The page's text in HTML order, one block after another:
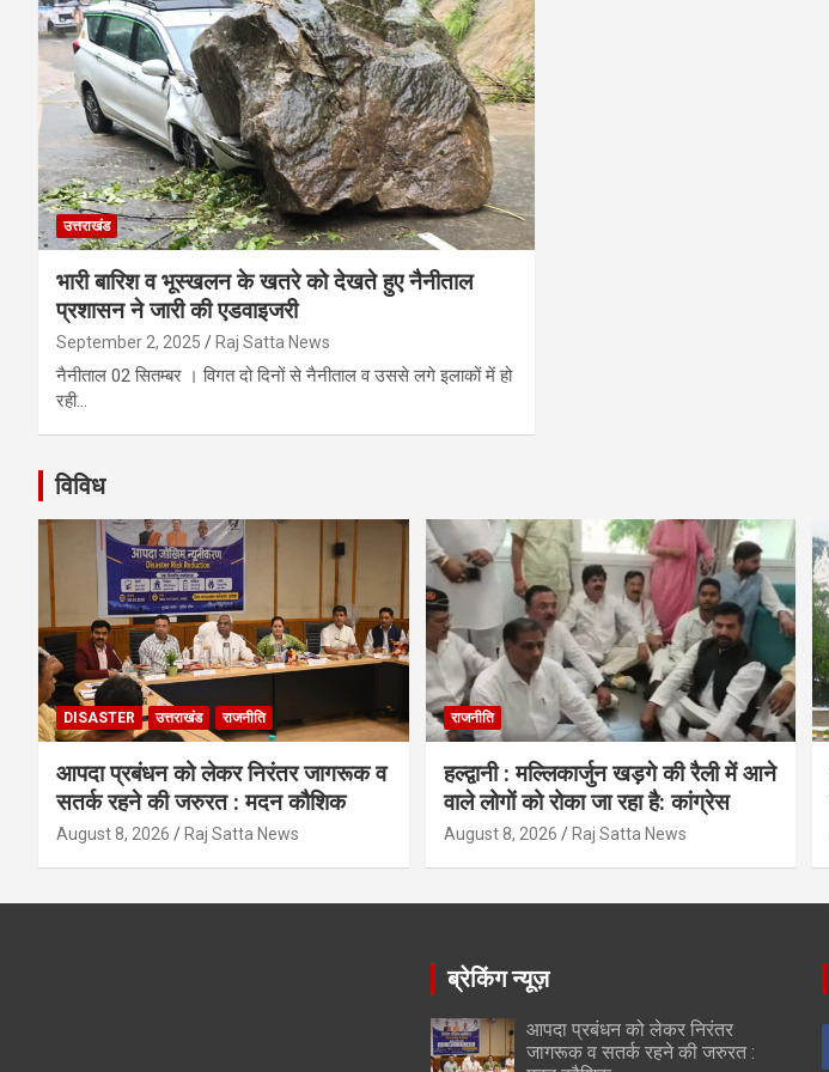
उत्तराखंड
भारी बारिश व भूस्खलन के खतरे को देखते हुए नैनीताल
प्रशासन ने जारी की एडवाइजरी
September 2, 2025 Raj Satta News
नैनीताल 02 सितम्बर । विगत दो दिनों से नैनीताल व उससे लगे इलाकों में हो
रही…
विविध
DISASTER उत्तराखंड राजनीति
आपदा प्रबंधन को लेकर निरंतर जागरूक व
सतर्क रहने की जरुरत : मदन कौशिक
August 8, 2026 Raj Satta News
राजनीति
हल्द्वानी : मल्लिकार्जुन खड़गे की रैली में आने
वाले लोगों को रोका जा रहा है: कांग्रेस
August 8, 2026 Raj Satta News
ब्रेकिंग न्यूज़
आपदा प्रबंधन को लेकर निरंतर
जागरूक व सतर्क रहने की जरुरत :